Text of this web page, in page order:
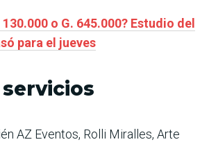
o G. 645.000? Estudio del
para el jueves
AZ Eventos, Rolli Miralles, Arte